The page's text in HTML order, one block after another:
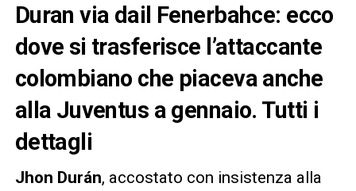
Duran via dail Fenerbahce: ecco
dove si trasferisce l’attaccante
colombiano che piaceva anche
alla Juventus a gennaio. Tutti i
dettagli
Jhon Durán, accostato con insistenza alla